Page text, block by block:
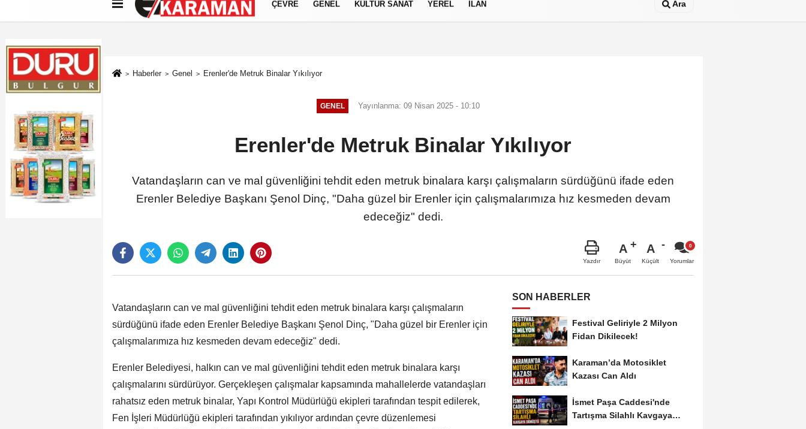
Künye İletişim Çerez Politikası Gizlilik İlkeleri
ÇEVRE GENEL KÜLTÜR SANAT YEREL İLAN Ara
Haberler Genel Erenler'de Metruk Binalar Yıkılıyor
GENEL Yayınlanma: 09 Nisan 2025 - 10:10
Erenler'de Metruk Binalar Yıkılıyor
Vatandaşların can ve mal güvenliğini tehdit eden metruk binalara karşı çalışmaların sürdüğünü ifade eden
Erenler Belediye Başkanı Şenol Dinç, "Daha güzel bir Erenler için çalışmalarımıza hız kesmeden devam
edeceğiz" dedi.
Yazdır
A
Büyüt
A
Küçült Yorumlar
Vatandaşların can ve mal güvenliğini tehdit eden metruk binalara karşı çalışmaların
sürdüğünü ifade eden Erenler Belediye Başkanı Şenol Dinç, "Daha güzel bir Erenler için
çalışmalarımıza hız kesmeden devam edeceğiz" dedi.
Erenler Belediyesi, halkın can ve mal güvenliğini tehdit eden metruk binalara karşı
çalışmalarını sürdürüyor. Gerçekleşen çalışmalar kapsamında mahallelerde vatandaşları
rahatsız eden metruk binalar, Yapı Kontrol Müdürlüğü ekipleri tarafından tespit edilerek,
Fen İşleri Müdürlüğü ekipleri tarafından yıkılıyor ardından çevre düzenlemesi
SON HABERLER
Festival Geliriyle 2 Milyon
Fidan Dikilecek!
Karaman’da Motosiklet
Kazası Can Aldı
İsmet Paşa Caddesi'nde
Tartışma Silahlı Kavgaya